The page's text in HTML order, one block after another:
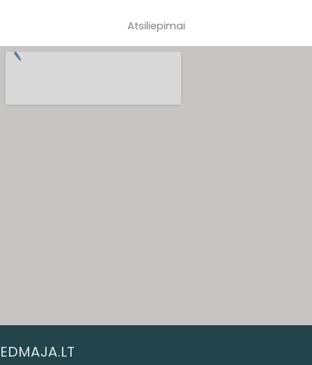
Atsiliepimai
EDMAJA.LT